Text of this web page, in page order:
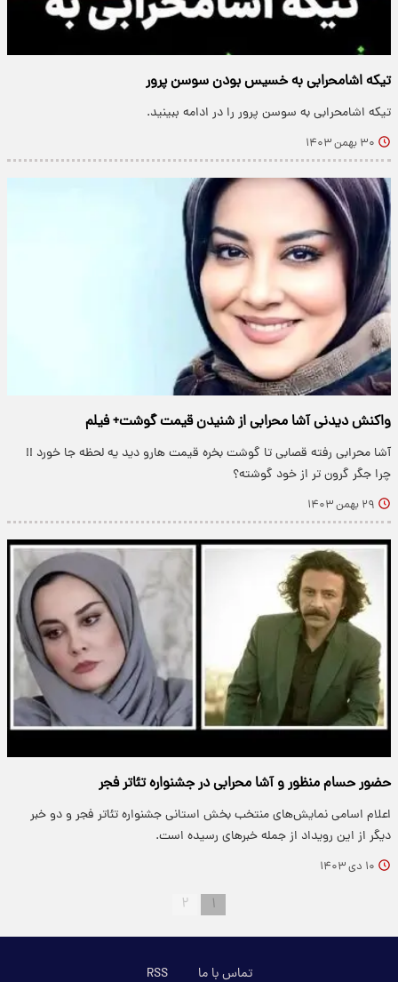
تیکه اشامحرابی به خسیس بودن سوسن پرور
تیکه اشامحرابی به سوسن پرور را در ادامه ببینید.
۳۰ بهمن ۱۴۰۳
واکنش دیدنی آشا محرابی از شنیدن قیمت گوشت+ فیلم
آشا محرابی رفته قصابی تا گوشت بخره قیمت هارو دید یه لحظه جا خورد !!
چرا جگر گرون تر از خود گوشته؟
۲۹ بهمن ۱۴۰۳
حضور حسام منظور و آشا محرابی در جشنواره تئاتر فجر
اعلام اسامی نمایش‌های منتخب بخش استانی جشنواره تئاتر فجر و دو خبر
دیگر از این رویداد از جمله خبرهای رسیده است.
۱۰ دی ۱۴۰۳
۱ ۲
تماس با ما RSS